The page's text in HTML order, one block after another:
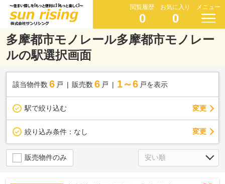
閲覧履歴
0
お気に入り
0
メニュー
多摩都市モノレール多摩都市モノレー
ルの駅選択画面
該当物件数 6 戸 販売数 6 戸 1～6 戸を表示
駅で絞り込む 変更
絞り込み条件： なし 変更
販売物件のみ